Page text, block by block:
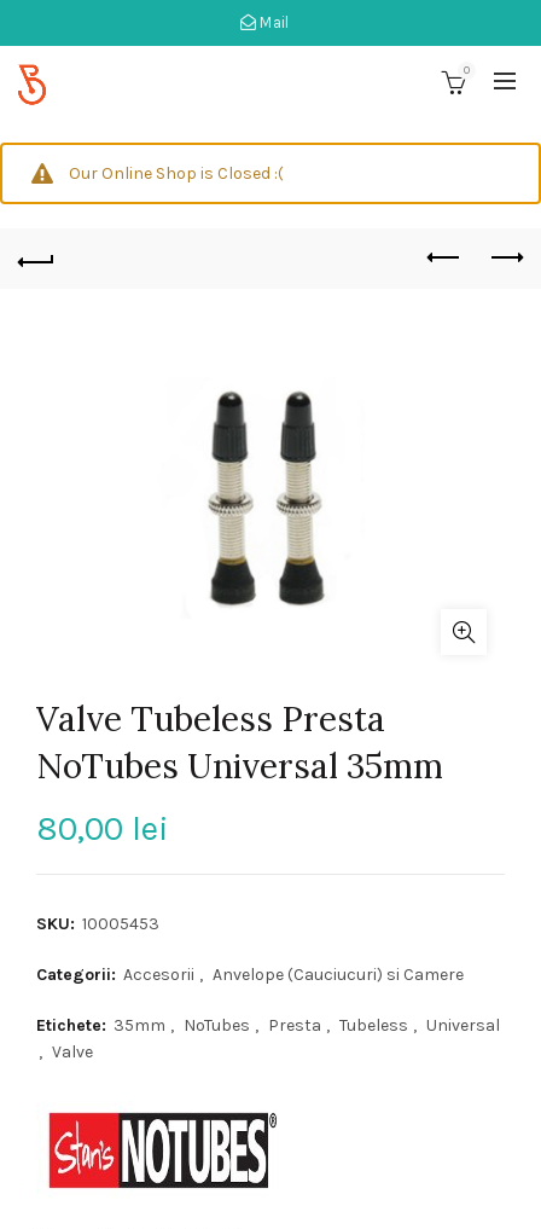
Mail
0
Our Online Shop is Closed :(
Valve Tubeless Presta
NoTubes Universal 35mm
80,00 lei
SKU: 10005453
Categorii: Accesorii , Anvelope (Cauciucuri) si Camere
Etichete: 35mm , NoTubes , Presta , Tubeless , Universal
, Valve